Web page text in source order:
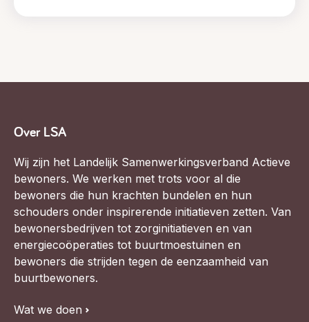
Over LSA
Wij zijn het Landelijk Samenwerkingsverband Actieve
bewoners. We werken met trots voor al die
bewoners die hun krachten bundelen en hun
schouders onder inspirerende initiatieven zetten. Van
bewonersbedrijven tot zorginitiatieven en van
energiecoöperaties tot buurtmoestuinen en
bewoners die strijden tegen de eenzaamheid van
buurtbewoners.
Wat we doen